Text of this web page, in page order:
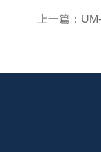
上一篇：